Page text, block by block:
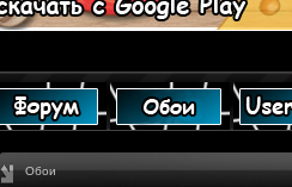
Обои